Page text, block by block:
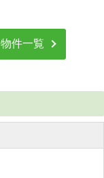
物件一覧